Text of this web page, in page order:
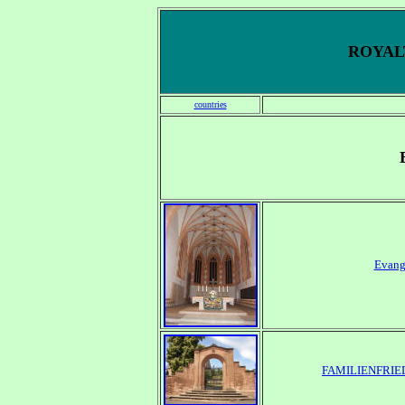
countries